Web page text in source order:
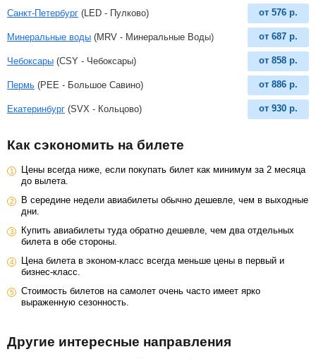
Санкт-Петербург (LED - Пулково) от 576 р.
Минеральные воды (MRV - Минеральные Воды) от 687 р.
Чебоксары (CSY - Чебоксары) от 858 р.
Пермь (PEE - Большое Савино) от 886 р.
Екатеринбург (SVX - Кольцово) от 930 р.
Как сэкономить на билете
Цены всегда ниже, если покупать билет как минимум за 2 месяца
до вылета.
В середине недели авиабилеты обычно дешевле, чем в выходные
дни.
Купить авиабилеты туда обратно дешевле, чем два отдельных
билета в обе стороны.
Цена билета в эконом-класс всегда меньше цены в первый и
бизнес-класс.
Стоимость билетов на самолет очень часто имеет ярко
выраженную сезонность.
Другие интересные направления